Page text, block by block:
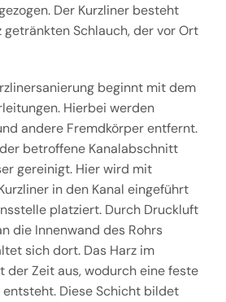
Der Kurzliner besteht
getränkten Schlauch, der vor Ort
beginnt mit dem
Hierbei werden
andere Fremdkörper entfernt.
betroffene Kanalabschnitt
gereinigt. Hier wird mit
in den Kanal eingeführt
platziert. Durch Druckluft
die Innenwand des Rohrs
sich dort. Das Harz im
der Zeit aus, wodurch eine feste
Diese Schicht bildet